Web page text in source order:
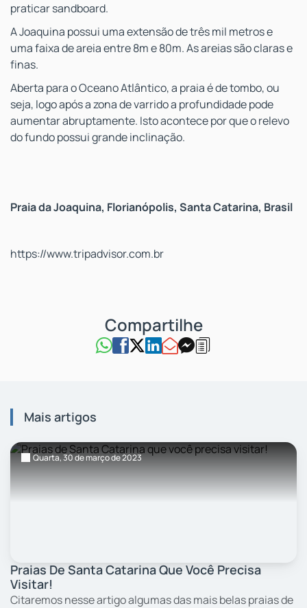
praticar sandboard.
A Joaquina possui uma extensão de três mil metros e
uma faixa de areia entre 8m e 80m. As areias são claras e
finas.
Aberta para o Oceano Atlântico, a praia é de tombo, ou
seja, logo após a zona de varrido a profundidade pode
aumentar abruptamente. Isto acontece por que o relevo
do fundo possui grande inclinação.
Praia da Joaquina, Florianópolis, Santa Catarina, Brasil
https://www.tripadvisor.com.br
Mais artigos
Quarta,30de marçode 2023
Praias De Santa Catarina Que Você Precisa
Visitar!
Citaremos nesse artigo algumas das mais belas praias de